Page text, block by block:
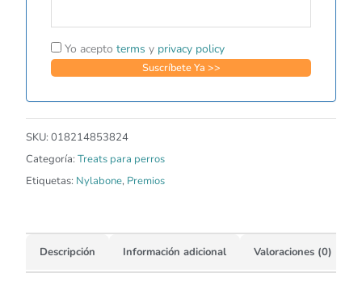
Yo acepto terms y privacy policy
SKU: 018214853824
Categoría: Treats para perros
Etiquetas: Nylabone, Premios
Descripción Información adicional Valoraciones (0)